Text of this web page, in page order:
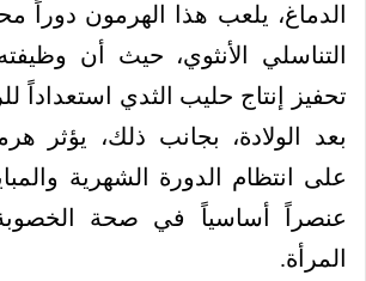
الدماغ، يلعب هذا الهرمون دوراً
التناسلي الأنثوي، حيث أن
تحفيز إنتاج حليب الثدي استعداداً
بعد الولادة، بجانب ذلك، يؤثر
على انتظام الدورة الشهرية
عنصراً أساسياً في صحة
المرأة.